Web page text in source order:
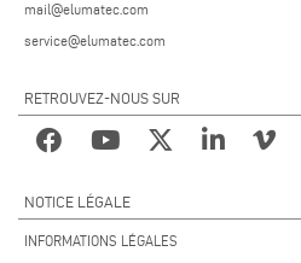
mail@elumatec.com
service@elumatec.com
RETROUVEZ-NOUS SUR
NOTICE LÉGALE
INFORMATIONS LÉGALES